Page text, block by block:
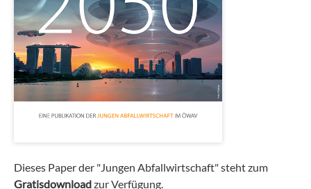
Dieses Paper der "Jungen Abfallwirtschaft" steht zum
Gratisdownloadzur Verfügung.